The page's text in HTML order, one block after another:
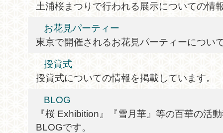
土浦桜まつりで行われる展示についての情
お花見パーティー
東京で開催されるお花見パーティーについ
授賞式
授賞式についての情報を掲載しています。
BLOG
『桜 Exhibition』『雪月華』等の百華の活
BLOGです。